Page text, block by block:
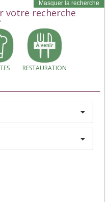
Masquer la recherche
votre recherche
RESTAURATION